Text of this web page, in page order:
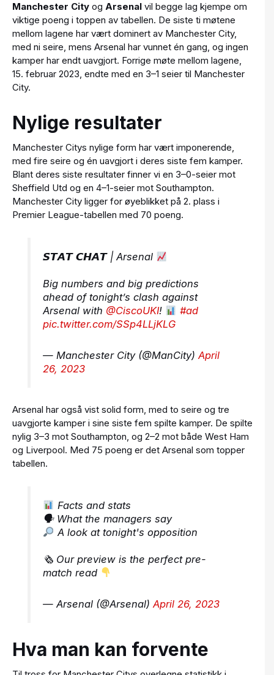
Manchester City og Arsenal vil begge lag kjempe om
viktige poeng i toppen av tabellen. De siste ti møtene
mellom lagene har vært dominert av Manchester City,
med ni seire, mens Arsenal har vunnet én gang, og ingen
kamper har endt uavgjort. Forrige møte mellom lagene,
15. februar 2023, endte med en 3–1 seier til Manchester
City.
Nylige resultater
Manchester Citys nylige form har vært imponerende,
med fire seire og én uavgjort i deres siste fem kamper.
Blant deres siste resultater finner vi en 3–0-seier mot
Sheffield Utd og en 4–1-seier mot Southampton.
Manchester City ligger for øyeblikket på 2. plass i
Premier League-tabellen med 70 poeng.
𝙎𝙏𝘼𝙏 𝘾𝙃𝘼𝙏 | Arsenal
Big numbers and big predictions
ahead of tonight’s clash against
Arsenal with @CiscoUKI!
#ad
pic.twitter.com/SSp4LLjKLG
— Manchester City (@ManCity) April
26, 2023
Arsenal har også vist solid form, med to seire og tre
uavgjorte kamper i sine siste fem spilte kamper. De spilte
nylig 3–3 mot Southampton, og 2–2 mot både West Ham
og Liverpool. Med 75 poeng er det Arsenal som topper
tabellen.
Facts and stats
🗣 What the managers say
A look at tonight's opposition
🗞 Our preview is the perfect pre-
match read
— Arsenal (@Arsenal) April 26, 2023
Hva man kan forvente